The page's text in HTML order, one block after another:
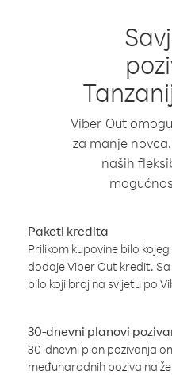
Viber Out
za manje
naših
Paketi kredita
Prilikom kupovine bilo
dodaje Viber Out kredit.
bilo koji broj na svijetu po
30-dnevni planovi
30-dnevni plan pozivanja
međunarodnih poziva na